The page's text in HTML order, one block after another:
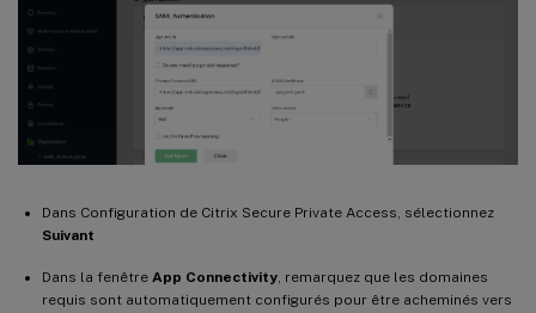
Dans Configuration de Citrix Secure Private Access, sélectionnez
Suivant
Dans la fenêtre App Connectivity, remarquez que les domaines
requis sont automatiquement configurés pour être acheminés vers